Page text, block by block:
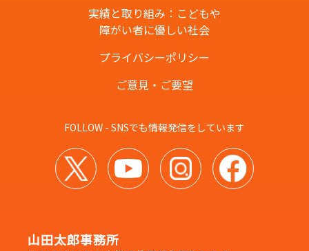
実績と取り組み：こどもや
障がい者に優しい社会
プライバシーポリシー
ご意見・ご要望
FOLLOW - SNSでも情報発信をしています
山田太郎事務所